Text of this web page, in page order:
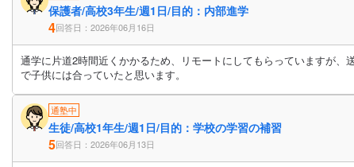
保護者/高校3年生/週1日/目的：内部進学
4回答日：2026年06月16日
通学に片道2時間近くかかるため、リモートにしてもらっていますが
で子供には合っていたと思います。
通塾中
生徒/高校1年生/週1日/目的：学校の学習の補習
5回答日：2026年06月13日